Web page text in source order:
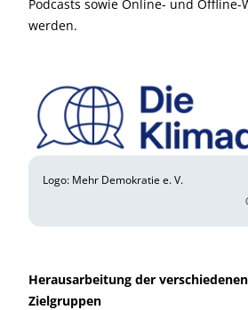
Podcasts sowie Online- und Offline-
werden.
Logo: Mehr Demokratie e. V.
Herausarbeitung der
Zielgruppen